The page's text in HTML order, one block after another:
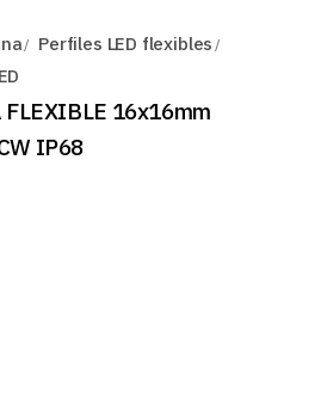
Perfiles LED flexibles
16x16mm
IP68